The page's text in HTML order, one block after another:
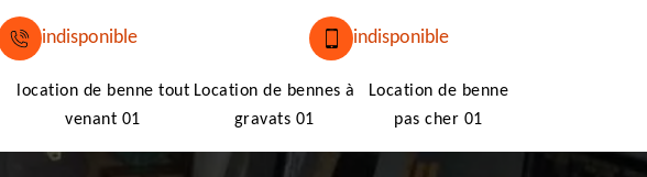
indisponible indisponible
location de benne tout
venant 01
Location de bennes à
gravats 01
Location de benne
pas cher 01